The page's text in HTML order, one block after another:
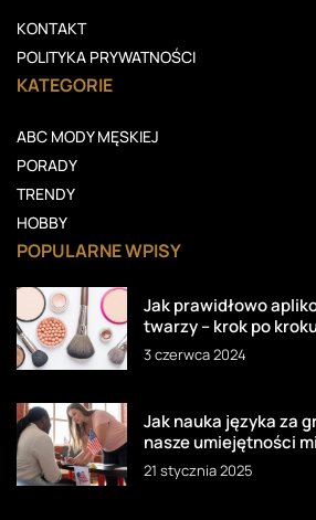
KONTAKT
POLITYKA PRYWATNOŚCI
KATEGORIE
ABC MODY MĘSKIEJ
PORADY
TRENDY
HOBBY
POPULARNE WPISY
Jak prawidłowo
twarzy – krok po
3 czerwca 2024
Jak nauka języka za
nasze umiejętności
21 stycznia 2025